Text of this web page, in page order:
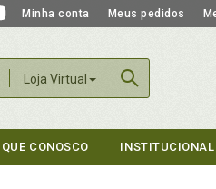
Minha conta Meus pedidos
Loja Virtual
CONOSCO INSTITUCIONAL